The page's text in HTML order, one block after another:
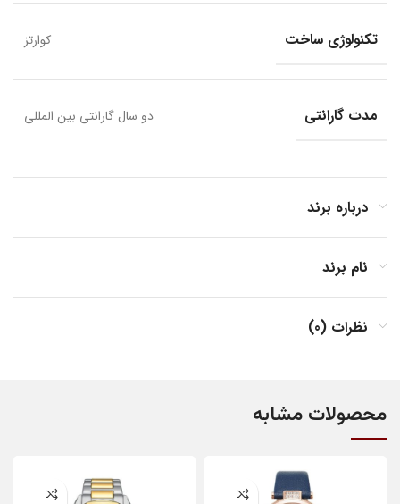
تکنولوژی ساخت کوارتز
مدت گارانتی دو سال گارانتی بین المللی
درباره برند
نام برند
نظرات (0)
محصولات مشابه